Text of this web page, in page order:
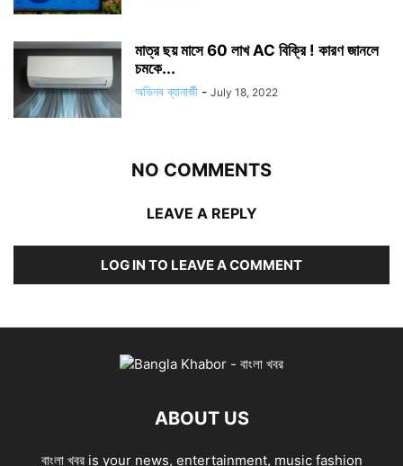
মাত্র ছয় মাসে 60 লাখ AC বিক্রি ! কারণ জানলে
চমকে...
অভিনব ব্যানার্জী - July 18, 2022
NO COMMENTS
LEAVE A REPLY
LOG IN TO LEAVE A COMMENT
ABOUT US
বাংলা খবর is your news, entertainment, music fashion